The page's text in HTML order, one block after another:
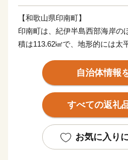
【和歌山県印南町】
印南町は、紀伊半島西部海岸の
積は113.62㎢で、地形的には太
峰などの山々が連なっています
また、三ヶ峰付近からは切目川
は印南川が町の中心部を流れて
印南町は歴史も古く、数々の伝
産が町内に多く点在するなど、
自治体情報
すべての返礼
お気に入り